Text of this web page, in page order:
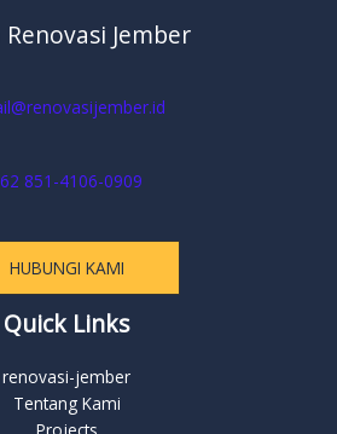
Jember
851-4106-0909
HUBUNGI KAMI
Quick Links
renovasi-jember
Tentang Kami